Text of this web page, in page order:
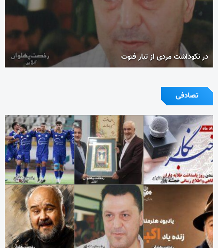
در نکوداشت مردی از تبار فتوت
تصادفی